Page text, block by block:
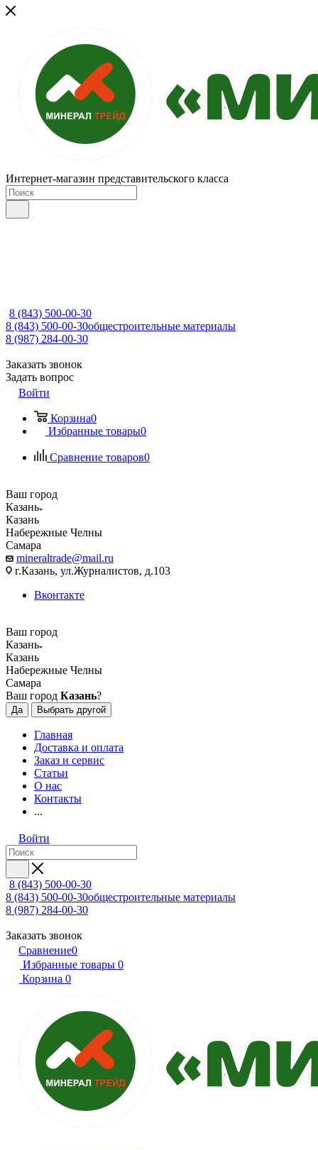
Интернет-магазин представительского класса
8 (843) 500-00-30
8 (843) 500-00-30общестроительные материалы
8 (987) 284-00-30
Заказать звонок
Задать вопрос
Войти
Корзина0
Избранные товары0
Сравнение товаров0
Ваш город
Казань
Казань
Набережные Челны
Самара
mineraltrade@mail.ru
г.Казань, ул.Журналистов, д.103
Вконтакте
Ваш город
Казань
Казань
Набережные Челны
Самара
Ваш город Казань?
Да Выбрать другой
Главная
Доставка и оплата
Заказ и сервис
Статьи
О нас
Контакты
...
Войти
8 (843) 500-00-30
8 (843) 500-00-30общестроительные материалы
8 (987) 284-00-30
Заказать звонок
Сравнение0
Избранные товары 0
Корзина 0